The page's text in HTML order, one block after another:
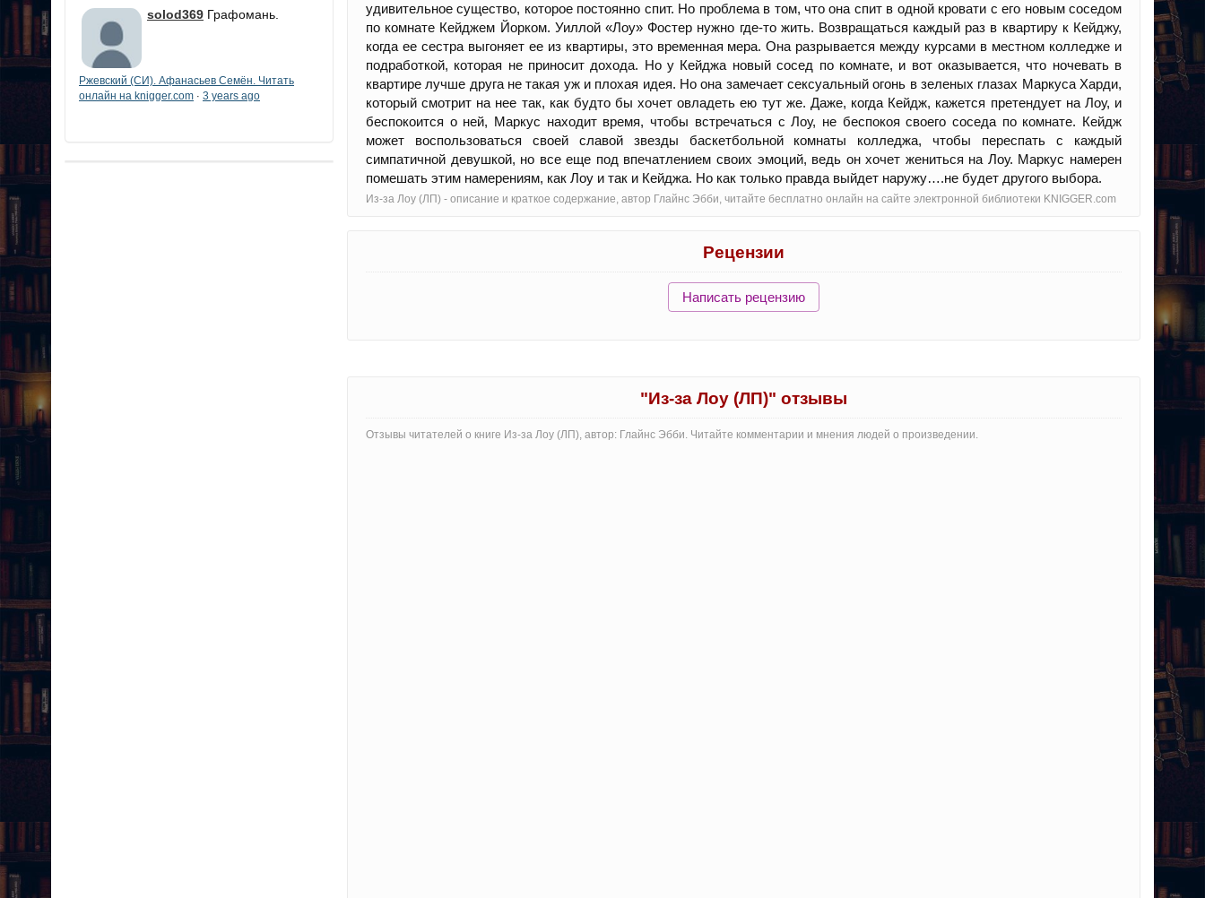
solod369 Графомань.
Ржевский (СИ). Афанасьев Семён. Читать
онлайн на knigger.com · 3 years ago
удивительное существо, которое постоянно спит. Но проблема в том, что она спит в одной кровати с его новым соседом
по комнате Кейджем Йорком. Уиллой «Лоу» Фостер нужно где-то жить. Возвращаться каждый раз в квартиру к Кейджу,
когда ее сестра выгоняет ее из квартиры, это временная мера. Она разрывается между курсами в местном колледже и
подработкой, которая не приносит дохода. Но у Кейджа новый сосед по комнате, и вот оказывается, что ночевать в
квартире лучше друга не такая уж и плохая идея. Но она замечает сексуальный огонь в зеленых глазах Маркуса Харди,
который смотрит на нее так, как будто бы хочет овладеть ею тут же. Даже, когда Кейдж, кажется претендует на Лоу, и
беспокоится о ней, Маркус находит время, чтобы встречаться с Лоу, не беспокоя своего соседа по комнате. Кейдж
может воспользоваться своей славой звезды баскетбольной комнаты колледжа, чтобы переспать с каждый
симпатичной девушкой, но все еще под впечатлением своих эмоций, ведь он хочет жениться на Лоу. Маркус намерен
помешать этим намерениям, как Лоу и так и Кейджа. Но как только правда выйдет наружу….не будет другого выбора.
Из-за Лоу (ЛП) - oписание и краткое содержание, автор Глайнс Эбби, читайте бесплатно онлайн на сайте электронной библиотеки KNIGGER.com
Рецензии
Написать рецензию
"Из-за Лоу (ЛП)" отзывы
Отзывы читателей о книге Из-за Лоу (ЛП), автор: Глайнс Эбби. Читайте комментарии и мнения людей о произведении.